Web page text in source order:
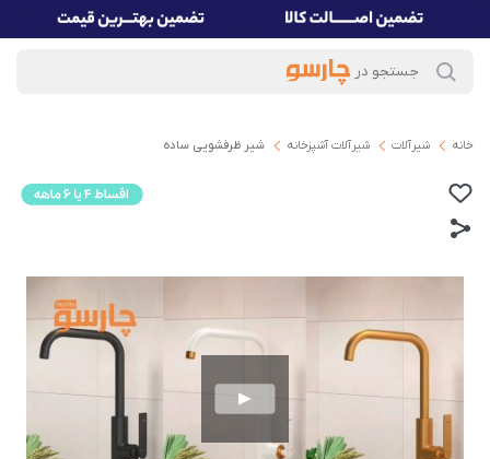
خانه شیرآلات شیرآلات آشپزخانه شیر ظرفشویی ساده